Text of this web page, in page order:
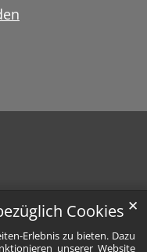
Cookies
Erlebnis zu bieten. Dazu
unserer Website
✕